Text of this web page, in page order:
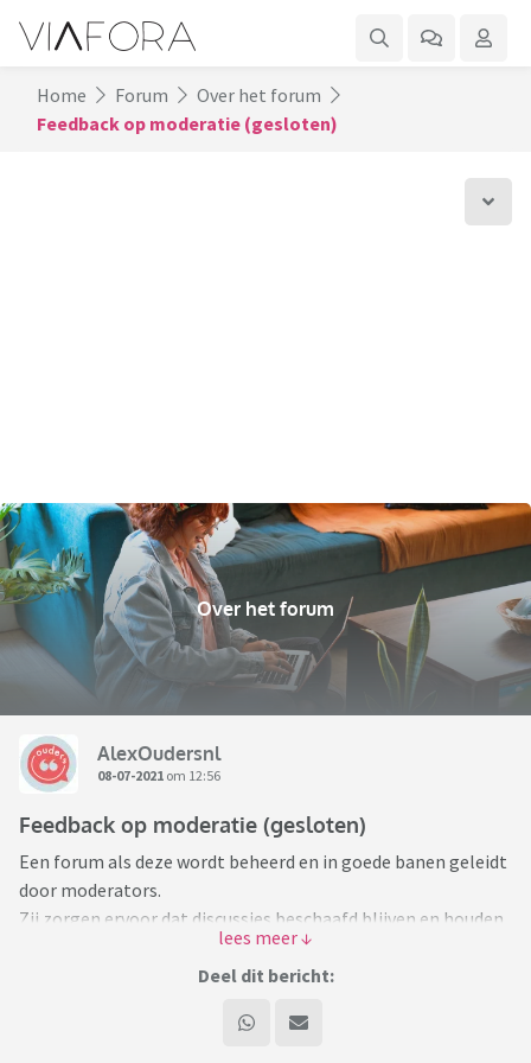
Home Forum
Over het forum
Feedback op moderatie (gesloten)
Over het forum
AlexOudersnl
08-07-2021 om 12:56
Feedback op moderatie (gesloten)
Een forum als deze wordt beheerd en in goede banen geleidt
door moderators.
Zij zorgen ervoor dat discussies beschaafd blijven en houden
spammers en trollen buiten de deur.
zomaar gebeuren. Maar het kan ook zijn dat je het
Deel dit bericht: